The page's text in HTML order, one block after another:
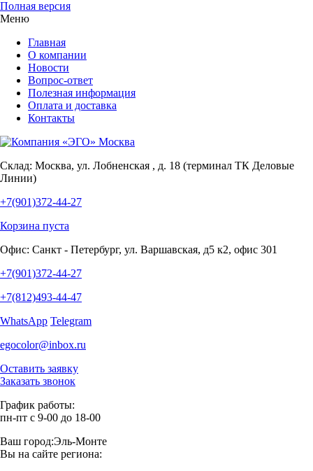
Полная версия
Меню
Главная
О компании
Новости
Вопрос-ответ
Полезная информация
Оплата и доставка
Контакты
Склад: Москва, ул. Лобненская , д. 18 (терминал ТК Деловые
Линии)
+7(901)372-44-27
Корзина пуста
Офис: Санкт - Петербург, ул. Варшавская, д5 к2, офис 301
+7(901)372-44-27
+7(812)493-44-47
WhatsApp Telegram
egocolor@inbox.ru
Оставить заявку
Заказать звонок
График работы:
пн-пт с 9-00 до 18-00
Ваш город:Эль-Монте
Вы на сайте региона: